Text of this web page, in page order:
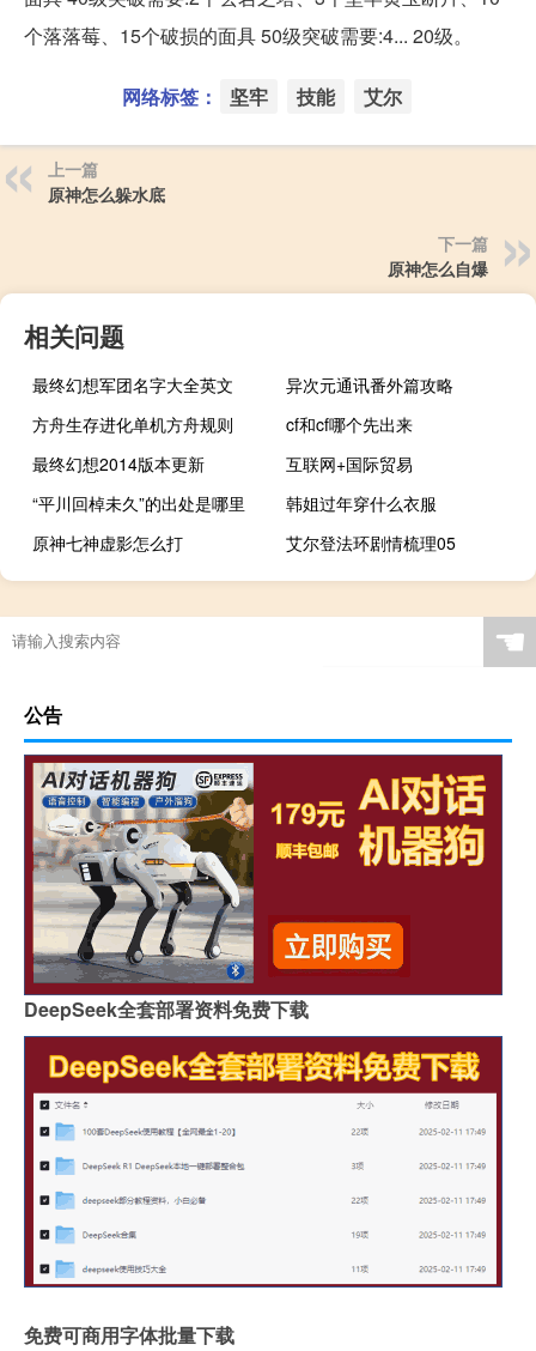
个落落莓、15个破损的面具 50级突破需要:4... 20级。
网络标签： 坚牢 技能 艾尔
上一篇
原神怎么躲水底
下一篇
原神怎么自爆
相关问题
最终幻想军团名字大全英文
异次元通讯番外篇攻略
方舟生存进化单机方舟规则
cf和cf哪个先出来
最终幻想2014版本更新
互联网+国际贸易
“平川回棹未久”的出处是哪里
韩姐过年穿什么衣服
原神七神虚影怎么打
艾尔登法环剧情梳理05
☚
公告
DeepSeek全套部署资料免费下载
免费可商用字体批量下载